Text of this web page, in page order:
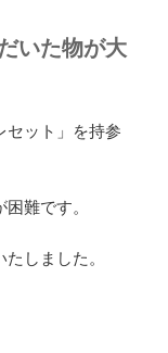
いた物が大
セット」を持参
難です。
しました。